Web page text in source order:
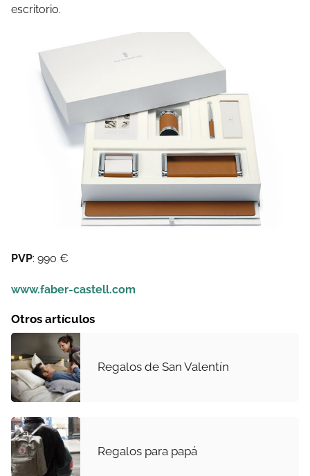
escritorio.
PVP: 990 €
www.faber-castell.com
Otros artículos
Regalos de San Valentín
Regalos para papá